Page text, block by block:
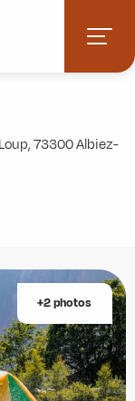
73300 Albiez-
+2 photos